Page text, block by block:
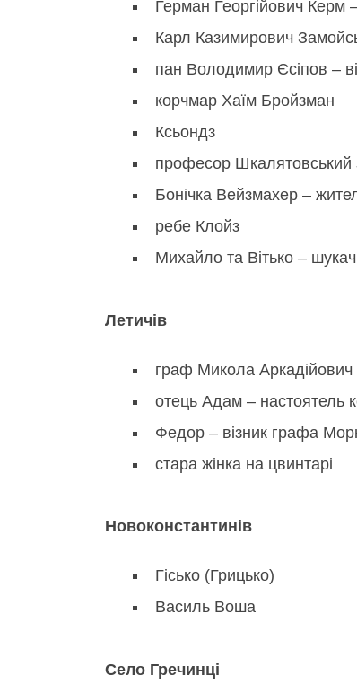
Герман Георгійович Керм
Карл Казимирович
пан Володимир Єсіпов –
корчмар Хаїм Бройзман
Ксьондз
професор Шкалятовський
Бонічка Вейзмахер –
ребе Клойз
Михайло та Вітько –
Летичів
граф Микола
отець Адам – настоятель
Федор – візник графа
стара жінка на цвинтарі
Новоконстантинів
Гісько (Грицько)
Василь Воша
Село Гречинці